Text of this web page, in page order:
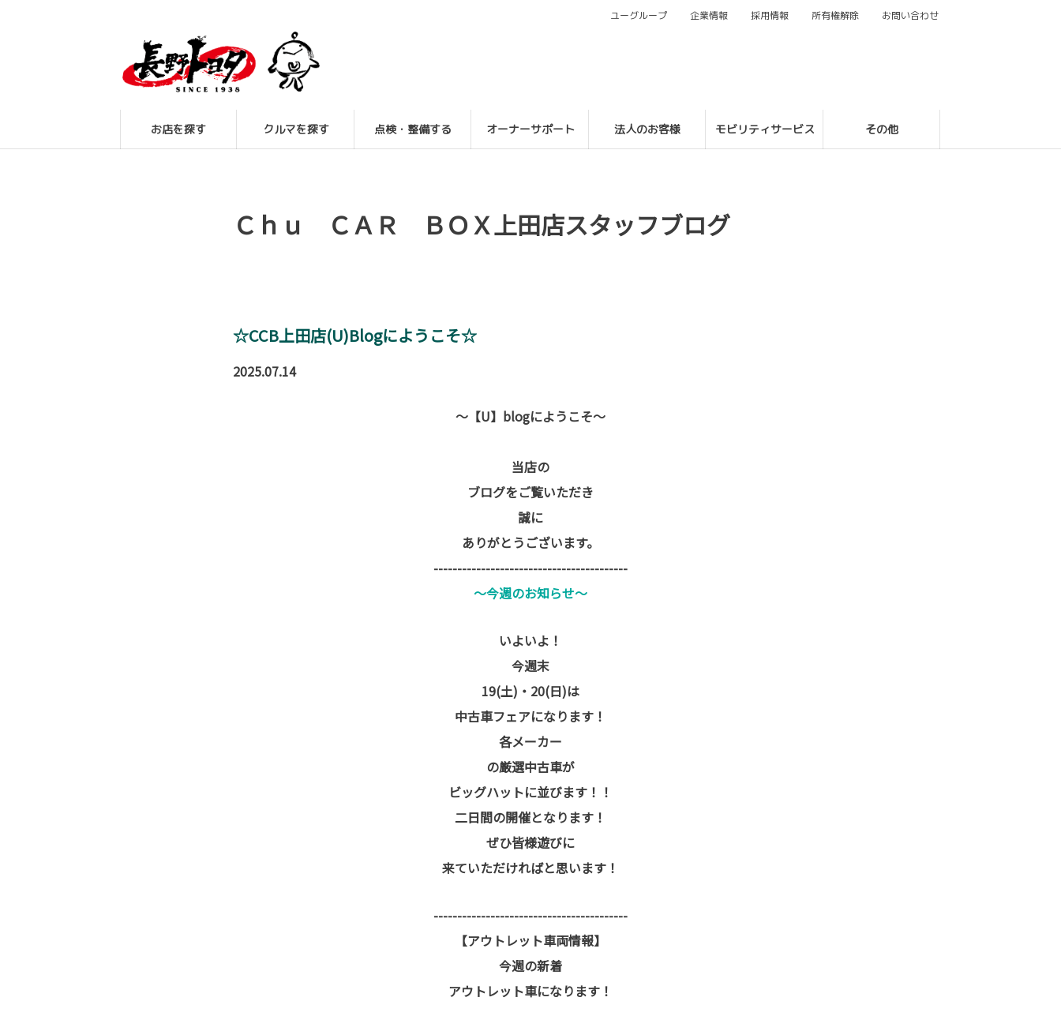
お店を探す クルマを探す 点検・整備する オーナーサポート 法人のお客様 モビリティサービス その他
ユーグループ 企業情報 採用情報 所有権解除 お問い合わせ
Ｃｈｕ ＣＡＲ ＢＯＸ上田店スタッフブログ
☆CCB上田店(U)Blogにようこそ☆
2025.07.14
～【U】blogにようこそ～
当店の
ブログをご覧いただき
誠に
ありがとうございます。
-----------------------------------------
～今週のお知らせ～
いよいよ！
今週末
19(土)・20(日)は
中古車フェアになります！
各メーカー
の厳選中古車が
ビッグハットに並びます！！
二日間の開催となります！
ぜひ皆様遊びに
来ていただければと思います！
-----------------------------------------
【アウトレット車両情報】
今週の新着
アウトレット車になります！